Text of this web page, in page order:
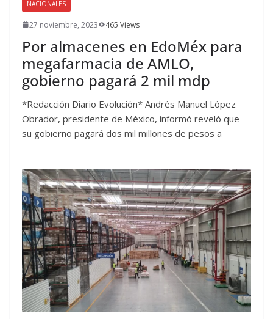
NACIONALES
27 noviembre, 2023 465 Views
Por almacenes en EdoMéx para
megafarmacia de AMLO,
gobierno pagará 2 mil mdp
*Redacción Diario Evolución* Andrés Manuel López
Obrador, presidente de México, informó reveló que
su gobierno pagará dos mil millones de pesos a